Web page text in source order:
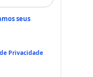
seus
Privacidade